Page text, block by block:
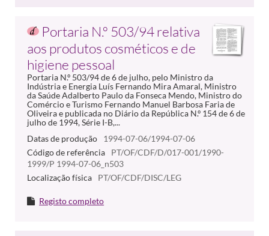
Portaria N.º 503/94 relativa
aos produtos cosméticos e de
higiene pessoal
Portaria N.º 503/94 de 6 de julho, pelo Ministro da
Indústria e Energia Luís Fernando Mira Amaral, Ministro
da Saúde Adalberto Paulo da Fonseca Mendo, Ministro do
Comércio e Turismo Fernando Manuel Barbosa Faria de
Oliveira e publicada no Diário da República N.º 154 de 6 de
julho de 1994, Série I-B,...
Datas de produção
1994-07-06/1994-07-06
Código de referência
PT/OF/CDF/D/017-001/1990-
1999/P 1994-07-06_n503
Localização física
PT/OF/CDF/DISC/LEG
Registo completo